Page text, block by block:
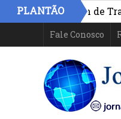
PLANTÃO
Fórum de
criminosas em
Fale Conosco